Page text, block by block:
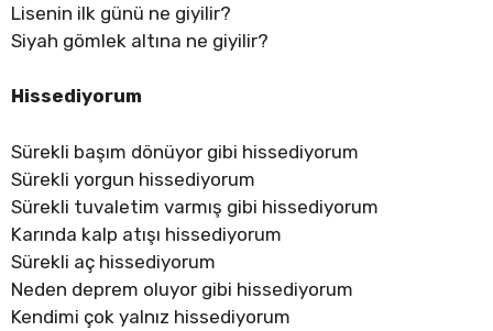
Lisenin ilk günü ne giyilir?
Siyah gömlek altına ne giyilir?
Hissediyorum
Sürekli başım dönüyor gibi hissediyorum
Sürekli yorgun hissediyorum
Sürekli tuvaletim varmış gibi hissediyorum
Karında kalp atışı hissediyorum
Sürekli aç hissediyorum
Neden deprem oluyor gibi hissediyorum
Kendimi çok yalnız hissediyorum